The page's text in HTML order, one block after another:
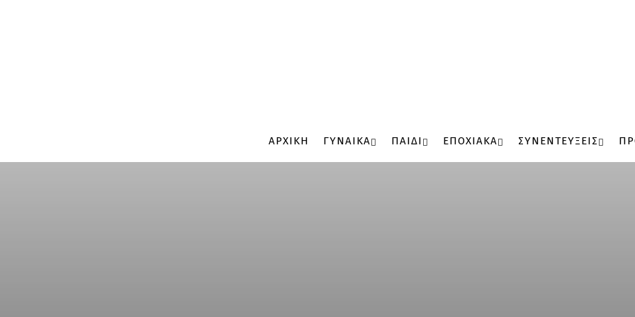
ΑΡΧΙΚΗ ΓΥΝΑΙΚΑ ΠΑΙΔΙ ΕΠΟΧΙΑΚΑ ΣΥΝΕΝΤΕΥΞΕΙΣ